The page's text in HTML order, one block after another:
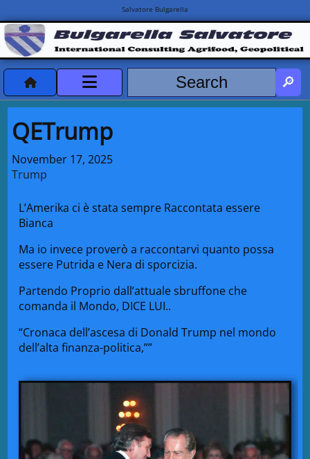
Salvatore Bulgarella
DeclassificatiNC
Turismo Progetti
Projects Missions
QETrump
November 17, 2025
Trump
L’Amerika ci è stata sempre Raccontata essere
Bianca
Ma io invece proverò a raccontarvi quanto possa
essere Putrida e Nera di sporcizia.
Partendo Proprio dall’attuale sbruffone che
comanda il Mondo, DICE LUI..
“Cronaca dell’ascesa di Donald Trump nel mondo
dell’alta finanza-politica,””